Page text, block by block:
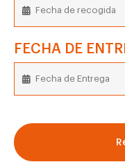
FECHA DE